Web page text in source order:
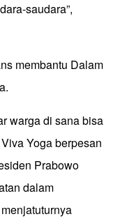
saudara”,
membantu Dalam
warga di sana bisa
Yoga berpesan
Prabowo
dalam